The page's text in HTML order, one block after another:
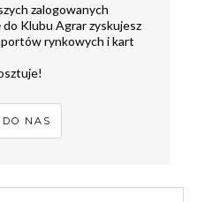
zalogowanych
Klubu Agrar zyskujesz
rynkowych i kart
NAS